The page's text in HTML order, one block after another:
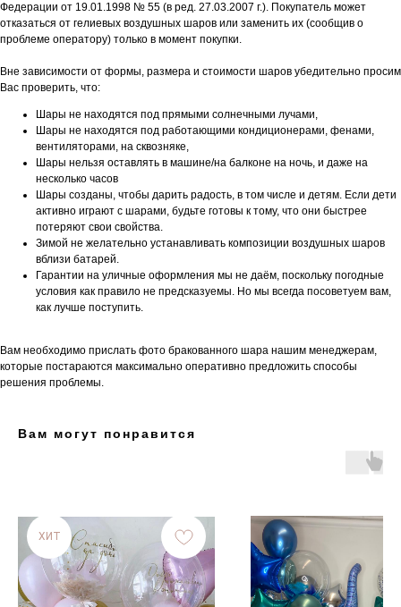
Федерации от 19.01.1998 № 55 (в ред. 27.03.2007 г.). Покупатель может
отказаться от гелиевых воздушных шаров или заменить их (сообщив о
проблеме оператору) только в момент покупки.
Вне зависимости от формы, размера и стоимости шаров убедительно просим
Вас проверить, что:
Шары не находятся под прямыми солнечными лучами,
Шары не находятся под работающими кондиционерами, фенами,
вентиляторами, на сквозняке,
Шары нельзя оставлять в машине/на балконе на ночь, и даже на
несколько часов
Шары созданы, чтобы дарить радость, в том числе и детям. Если дети
активно играют с шарами, будьте готовы к тому, что они быстрее
потеряют свои свойства.
Зимой не желательно устанавливать композиции воздушных шаров
вблизи батарей.
Гарантии на уличные оформления мы не даём, поскольку погодные
условия как правило не предсказуемы. Но мы всегда посоветуем вам,
как лучше поступить.
Вам необходимо прислать фото бракованного шара нашим менеджерам,
которые постараются максимально оперативно предложить способы
решения проблемы.
Вам могут понравится
ХИТ